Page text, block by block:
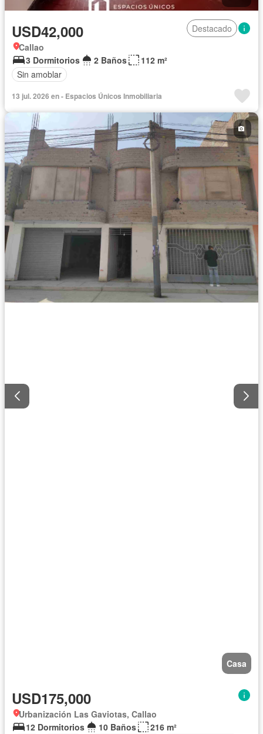
USD42,000
Destacado
Callao
3 Dormitorios
2 Baños
112 m²
Sin amoblar
13 jul. 2026 en - Espacios Únicos Inmobiliaria
Casa
USD175,000
Urbanización Las Gaviotas, Callao
12 Dormitorios
10 Baños
216 m²